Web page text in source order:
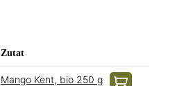
Zutat
Mango Kent, bio 250 g